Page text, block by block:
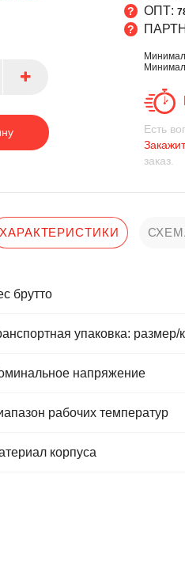
ОПТ:
Есть
заказ.
ХАРАКТЕРИСТИКИ
брутто
упаковка: размер/
напряжение
рабочих температур
корпуса